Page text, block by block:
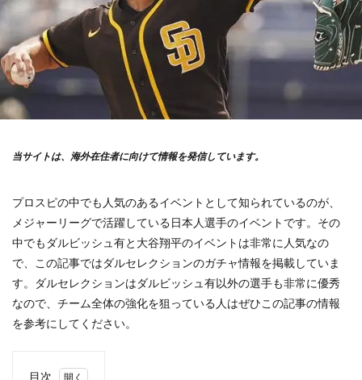
当サイトは、海外在住者に向けて情報を発信しています。
プロスピの中でも人気のあるイベントとして知られているのが、
メジャーリーグで活躍している日本人選手のイベントです。その
中でもダルビッシュ有と大谷翔平のイベントは非常に人気なの
で、この記事ではダルセレクションのガチャ情報を掲載していま
す。ダルセレクションはダルビッシュ有以外の選手も非常に優秀
なので、チーム全体の強化を狙っている人はぜひこの記事の情報
を参考にしてください。
目次